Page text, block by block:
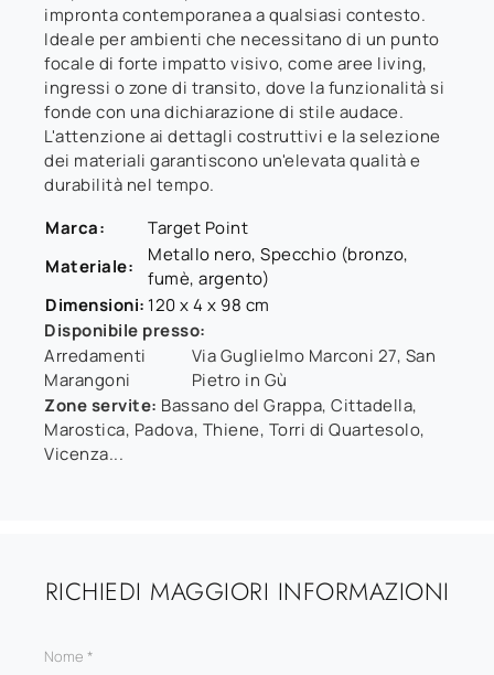
impronta contemporanea a qualsiasi contesto.
Ideale per ambienti che necessitano di un punto
focale di forte impatto visivo, come aree living,
ingressi o zone di transito, dove la funzionalità si
fonde con una dichiarazione di stile audace.
L'attenzione ai dettagli costruttivi e la selezione
dei materiali garantiscono un'elevata qualità e
durabilità nel tempo.
Marca:
Target Point
Materiale:
Metallo nero, Specchio (bronzo,
fumè, argento)
Dimensioni: 120 x 4 x 98 cm
Disponibile presso:
Arredamenti
Marangoni
Via Guglielmo Marconi 27, San
Pietro in Gù
Zone servite: Bassano del Grappa, Cittadella,
Marostica, Padova, Thiene, Torri di Quartesolo,
Vicenza...
RICHIEDI MAGGIORI INFORMAZIONI